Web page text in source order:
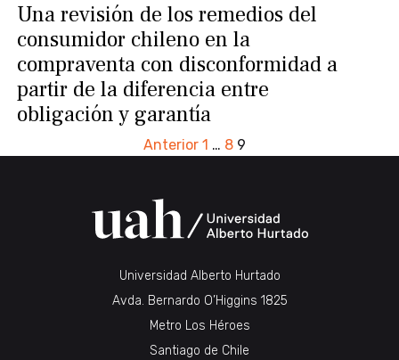
Una revisión de los remedios del
consumidor chileno en la
compraventa con disconformidad a
partir de la diferencia entre
obligación y garantía
Anterior 1 … 8 9
Universidad Alberto Hurtado
Avda. Bernardo O’Higgins 1825
Metro Los Héroes
Santiago de Chile